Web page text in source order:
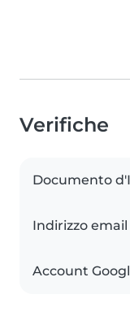
Verifiche
Documento
Indirizzo email
Account